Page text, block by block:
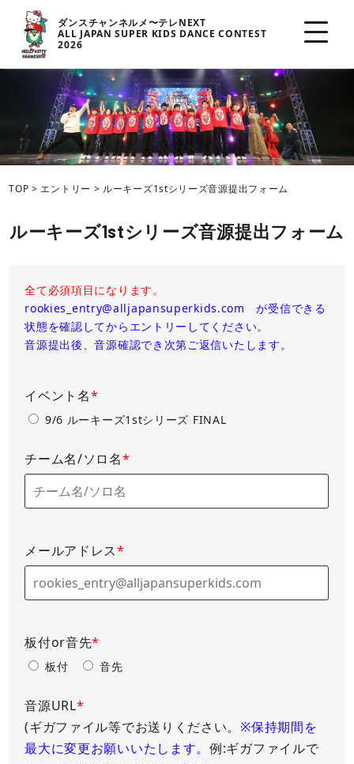
ダンスチャンネルメ〜テレNEXT
ALL JAPAN SUPER KIDS DANCE CONTEST
2026
TOP > エントリー > ルーキーズ1stシリーズ音源提出フォーム
ルーキーズ1stシリーズ音源提出フォーム
全て必須項目になります。
rookies_entry@alljapansuperkids.com が受信できる
状態を確認してからエントリーしてください。
音源提出後、音源確認でき次第ご返信いたします。
イベント名*
9/6 ルーキーズ1stシリーズ FINAL
チーム名/ソロ名*
メールアドレス*
板付or音先*
板付 音先
音源URL*
(ギガファイル等でお送りください。※保持期間を
最大に変更お願いいたします。例:ギガファイルで